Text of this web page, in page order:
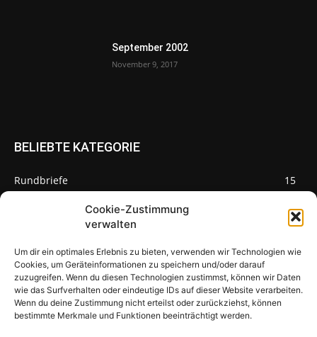
Cookie-Zustimmung
verwalten
Um dir ein optimales Erlebnis zu bieten, verwenden wir Technologien wie
Cookies, um Geräteinformationen zu speichern und/oder darauf
zuzugreifen. Wenn du diesen Technologien zustimmst, können wir Daten
wie das Surfverhalten oder eindeutige IDs auf dieser Website verarbeiten.
Wenn du deine Zustimmung nicht erteilst oder zurückziehst, können
bestimmte Merkmale und Funktionen beeinträchtigt werden.
September 2002
November 9, 2017
BELIEBTE KATEGORIE
Rundbriefe
15
Pilzseite
Seltene Pilze aus Mainfranken und
Deutschland